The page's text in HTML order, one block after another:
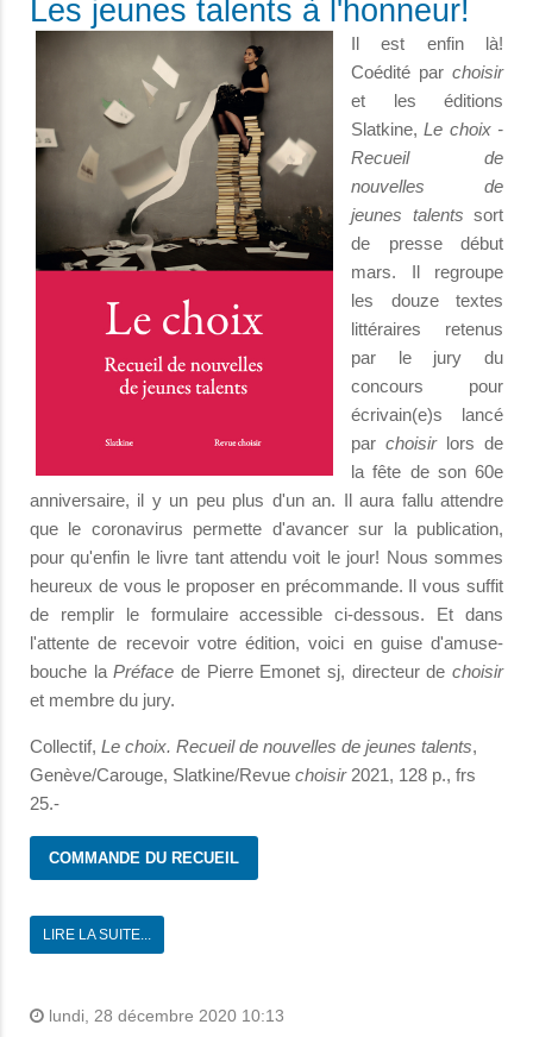
Les jeunes talents à l'honneur!
Il est enfin là!
Coédité par choisir
et les éditions
Slatkine,Le choix -
Recueil de
nouvelles de
jeunes talents sort
de presse début
mars. Il regroupe
les douze textes
littéraires retenus
par le jury du
concours pour
écrivain(e)s lancé
par choisirlors de
la fête de son 60e
anniversaire, il y un peu plus d'un an. Il aura fallu attendre
que le coronavirus permette d'avancer sur la publication,
pour qu'enfin le livre tant attendu voit le jour! Nous sommes
heureux de vous le proposer en précommande. Il vous suffit
de remplir le formulaire accessible ci-dessous. Et dans
l'attente de recevoir votre édition, voici en guise d'amuse-
bouche laPréface de Pierre Emonet sj, directeur dechoisir
et membre du jury.
Collectif, Le choix. Recueil de nouvelles de jeunes talents,
Genève/Carouge, Slatkine/Revue choisir2021, 128 p., frs
25.-
COMMANDE DU RECUEIL
LIRE LA SUITE...
lundi, 28 décembre 2020 10:13